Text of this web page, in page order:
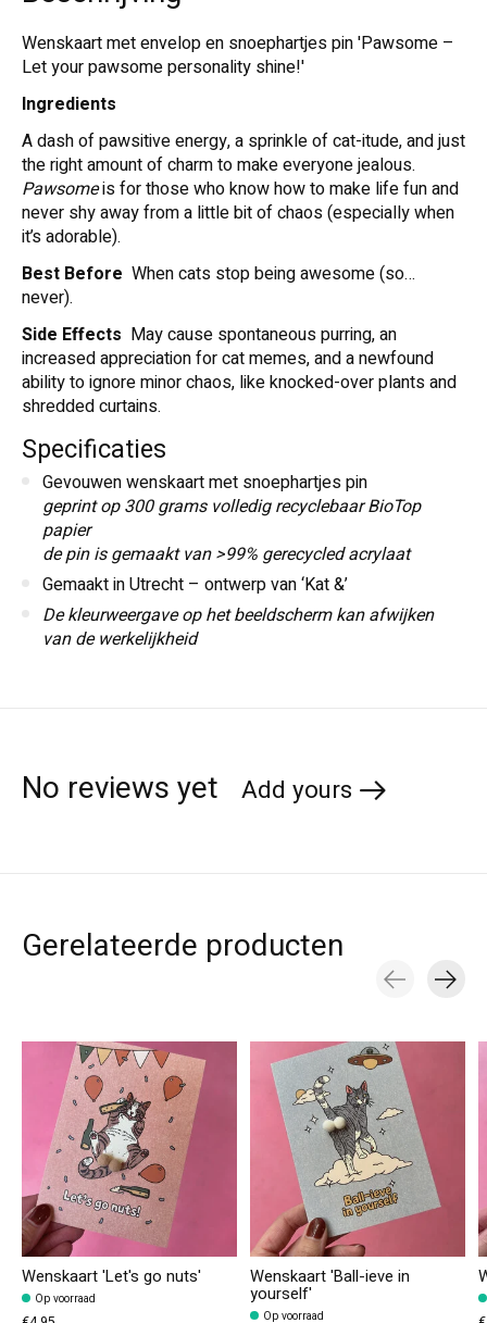
Wenskaart met envelop en snoephartjes pin 'Pawsome –
Let your pawsome personality shine!'
Ingredients
A dash of pawsitive energy, a sprinkle of cat-itude, and just
the right amount of charm to make everyone jealous.
Pawsomeis for those who know how to make life fun and
never shy away from a little bit of chaos (especially when
it’s adorable).
Best Before When cats stop being awesome (so…
never).
Side Effects May cause spontaneous purring, an
increased appreciation for cat memes, and a newfound
ability to ignore minor chaos, like knocked-over plants and
shredded curtains.
Specificaties
Gevouwen wenskaart met snoephartjes pin
geprint op 300 grams volledig recyclebaar BioTop
papier
de pin is gemaakt van >99% gerecycled acrylaat
Gemaakt in Utrecht – ontwerp van ‘Kat &’
De kleurweergave op het beeldscherm kan afwijken
van de werkelijkheid
No reviews yet Add yours
Gerelateerde producten
Wenskaart 'Let's go nuts'
Op voorraad
Wenskaart 'Ball-ieve in
yourself'
Op voorraad